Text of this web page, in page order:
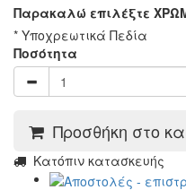
Παρακαλώ επιλέξτε
* Υποχρεωτικά Πεδία
Ποσότητα
Προσθήκη στο
Κατόπιν κατασκευής